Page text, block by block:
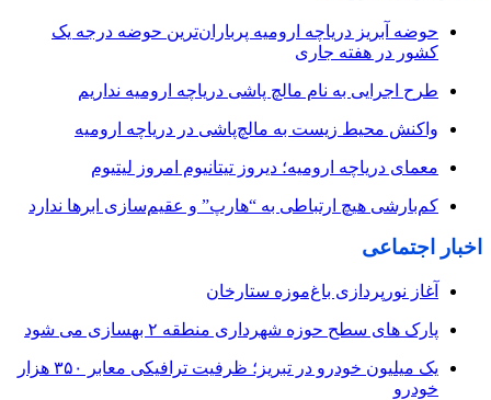
حوضه آبریز دریاچه ارومیه پرباران‌ترین حوضه‌ درجه یک
کشور در هفته جاری
طرح اجرایی به نام مالچ پاشی دریاچه ارومیه نداریم
واکنش محیط زیست به مالچ‌پاشی در دریاچه ارومیه
معمای دریاچه ارومیه؛ دیروز تیتانیوم امروز لیتیوم
کم‌بارشی هیچ ارتباطی به “هارپ” و عقیم‌سازی ابرها ندارد
اخبار اجتماعی
آغاز نورپردازی باغ‌موزه ستارخان
پارک های سطح حوزه شهرداری منطقه ۲ بهسازی می شود
یک میلیون خودرو در تبریز؛ ظرفیت ترافیکی معابر ۳۵۰ هزار
خودرو